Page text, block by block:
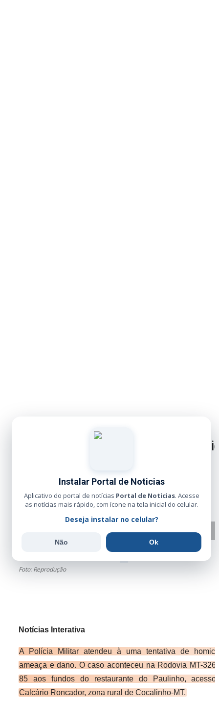
Instalar Portal de Noticias
Aplicativo do portal de notícias Portal de Noticias. Acesse
as notícias mais rápido, com ícone na tela inicial do celular.
Deseja instalar no celular?
Não Ok
PM atende tentativa de
Cocalinho
Administrador Jul 6, 2026
Foto: Reprodução
Notícias Interativa
A Polícia Militar atendeu à uma tentativa de
ameaça e dano. O caso aconteceu na Rodovia MT-326
85 aos fundos do restaurante do Paulinho,
Calcário Roncador, zona rural de Cocalinho-MT.